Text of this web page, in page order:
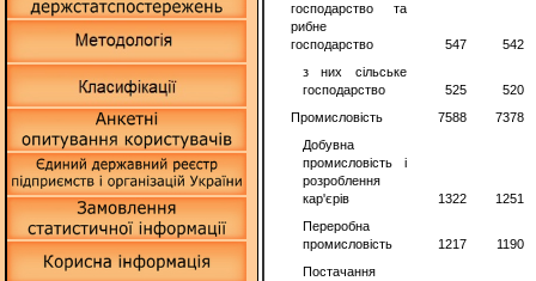
господарство та
рибне
господарство
547
542
з них сільське
господарство
525
520
Промисловість
7588
7378
Добувна
промисловість і
розроблення
кар'єрів
1322
1251
Переробна
промисловість
1217
1190
Постачання